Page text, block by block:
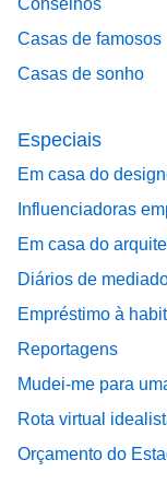
Casas de famosos
Casas de sonho
Especiais
Em casa do
Influenciadoras
Em casa do
Diários de
Empréstimo à
Reportagens
Mudei-me para
Rota virtual
Orçamento do